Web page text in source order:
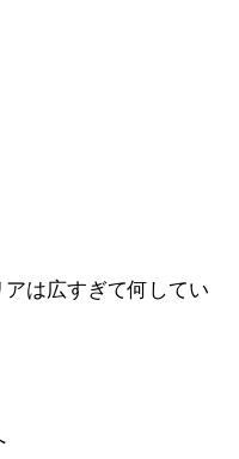
は広すぎて何してい